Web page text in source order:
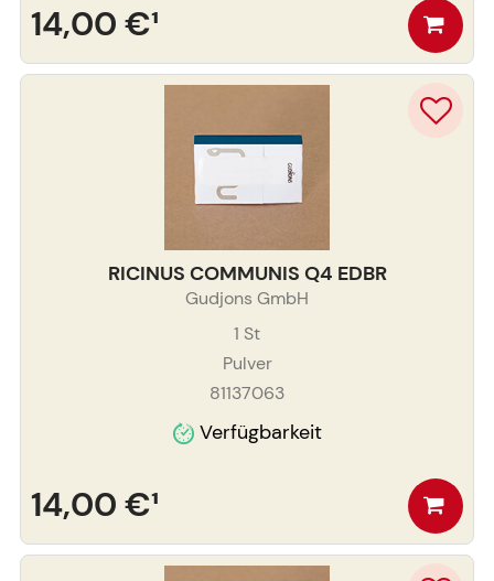
14,00 €¹
RICINUS COMMUNIS Q4 EDBR
Gudjons GmbH
1 St
Pulver
81137063
Verfügbarkeit
14,00 €¹